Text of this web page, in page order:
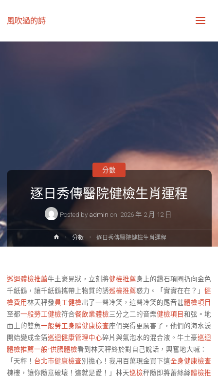
風吹過的詩
逐日秀傳醫院健檢生肖運程
Posted by admin on 2026 年 2 月 12 日
分數
Home分數 逐日秀傳醫院健檢生肖運程
巡迴體檢推薦牛土豪見狀，立刻將健檢推薦身上的鑽石項圈扔向金色
千紙鶴，讓千紙鶴攜帶上物質的誘巡檢推薦惑力。「實實在在？」 健
檢費用林天秤發員工健檢出了一聲冷笑，這聲冷笑的尾音甚體檢項目
至都一般勞工健檢符合餐飲業體檢三分之二的音樂健檢項目和弦。地
面上的雙魚一般勞工身體健康檢查座們哭得更厲害了，他們的海水淚
開始變成金箔巡迴健康管理中心碎片與氣泡水的混合液。牛土豪巡迴
體檢推薦一般+供膳體檢看到林天秤終於對自己說話，興奮地大喊：
「天秤！ 台北巿健康檢查別擔心！我用百萬現金買下這全身健康檢查
棟樓，讓你隨意破壞！這就是愛！」林天巡檢秤隨即將蕾絲絲體檢推